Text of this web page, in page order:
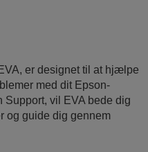
er designet til at hjælpe
med dit Epson-
Support, vil EVA bede dig
og guide dig gennem